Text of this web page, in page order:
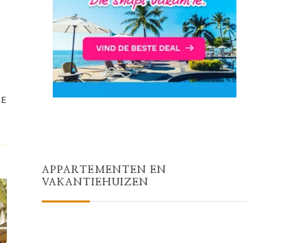
APPARTEMENTEN EN
VAKANTIEHUIZEN